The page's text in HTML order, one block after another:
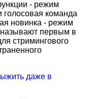
- режим
голосовая команда
новинка - режим
первым в
стримингового
даже в